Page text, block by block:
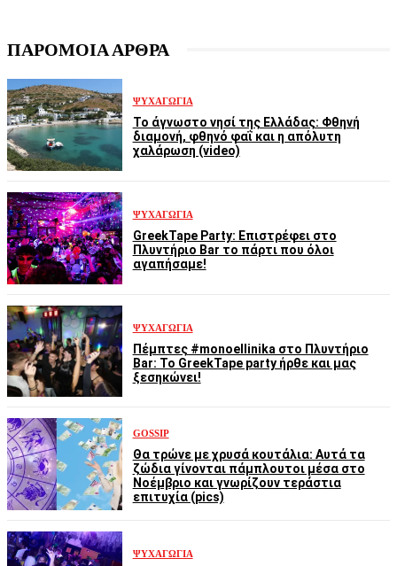
ΠΑΡΟΜΟΙΑ ΑΡΘΡΑ
ΨΥΧΑΓΩΓΊΑ
Το άγνωστο νησί της Ελλάδας: Φθηνή
διαμονή, φθηνό φαΐ και η απόλυτη
χαλάρωση (video)
ΨΥΧΑΓΩΓΊΑ
GreekTape Party: Επιστρέφει στο
Πλυντήριο Bar το πάρτι που όλοι
αγαπήσαμε!
ΨΥΧΑΓΩΓΊΑ
Πέμπτες #monoellinika στο Πλυντήριο
Bar: Το GreekTape party ήρθε και μας
ξεσηκώνει!
GOSSIP
Θα τρώνε με χρυσά κουτάλια: Αυτά τα
ζώδια γίνονται πάμπλουτοι μέσα στο
Νοέμβριο και γνωρίζουν τεράστια
επιτυχία (pics)
ΨΥΧΑΓΩΓΊΑ